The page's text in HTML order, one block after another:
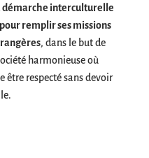
démarche interculturelle
remplir ses missions
, dans le but de
harmonieuse où
être respecté sans devoir